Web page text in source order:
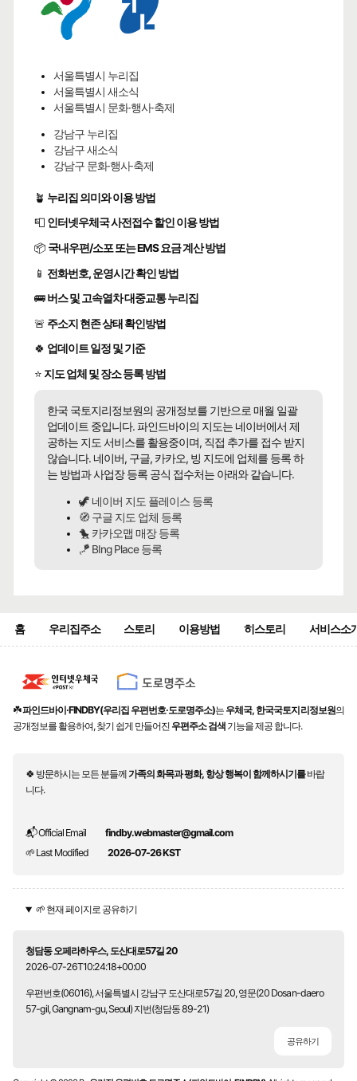
서울특별시 누리집
서울특별시 새소식
서울특별시 문화·행사·축제
강남구 누리집
강남구 새소식
강남구 문화·행사·축제
🪴 누리집 의미와 이용 방법
📮 인터넷우체국 사전접수 할인 이용 방법
📦 국내우편/소포 또는 EMS 요금 계산 방법
📱 전화번호, 운영시간 확인 방법
🚌버스 및 고속열차 대중교통 누리집
🚨 주소지 현존 상태 확인방법
🍀 업데이트 일정 및 기준
⭐ 지도 업체 및 장소 등록 방법
한국 국토지리정보원의 공개정보를 기반으로 매월 일괄
업데이트 중입니다. 파인드바이의 지도는 네이버에서 제
공하는 지도 서비스를 활용중이며, 직접 추가를 접수 받지
않습니다. 네이버, 구글, 카카오, 빙 지도에 업체를 등록 하
는 방법과 사업장 등록 공식 접수처는 아래와 같습니다.
🦖 네이버 지도 플레이스 등록
🧭 구글 지도 업체 등록
🐤 카카오맵 매장 등록
🪁 BIng Place 등록
홈 우리집주소 스토리 이용방법 히스토리 서비스소
☘️파인드바이·FINDBY(우리집 우편번호·도로명주소)는 우체국, 한국국토지리정보원의
공개정보를 활용하여, 찾기 쉽게 만들어진 우편주소 검색 기능을 제공 합니다.
🍀 방문하시는 모든 분들께가족의 화목과 평화, 항상 행복이 함께하시기를바랍
니다.
📬 Official Email
findby.webmaster@gmail.com
🌱 Last Modified
2026-07-26 KST
🌱 현재 페이지로 공유하기
청담동 오페라하우스, 도산대로57길 20
2026-07-26T10:24:18+00:00
우편번호(06016), 서울특별시 강남구 도산대로57길 20, 영문(20 Dosan-daero
57-gil, Gangnam-gu, Seoul) 지번(청담동 89-21)
공유하기